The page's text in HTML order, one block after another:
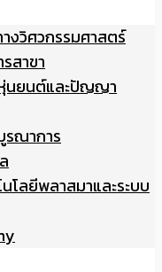
งวิศวกรรมศาสตร์
สาขา
หุ่นยนต์และปัญญา
รณาการ
โลยีพลาสมาและระบบ